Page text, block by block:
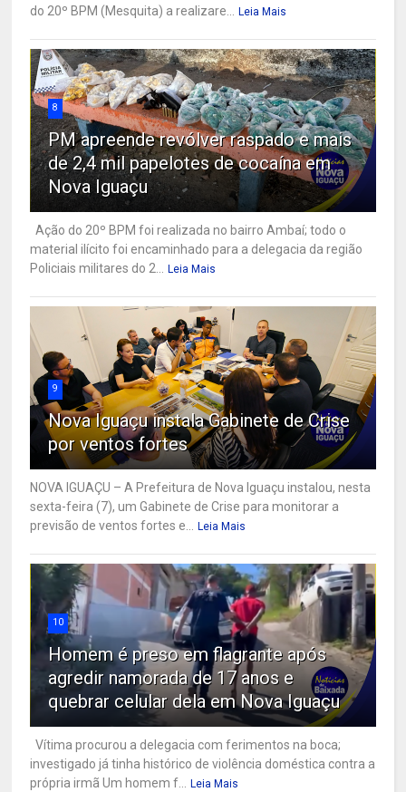
do 20º BPM (Mesquita) a realizare...
Leia Mais
8
PM apreende revólver raspado e mais
de 2,4 mil papelotes de cocaína em
Nova Iguaçu
Ação do 20º BPM foi realizada no bairro Ambaí; todo o
material ilícito foi encaminhado para a delegacia da região
Policiais militares do 2...
Leia Mais
9
Nova Iguaçu instala Gabinete de Crise
por ventos fortes
NOVA IGUAÇU – A Prefeitura de Nova Iguaçu instalou, nesta
sexta-feira (7), um Gabinete de Crise para monitorar a
previsão de ventos fortes e...
Leia Mais
10
Homem é preso em flagrante após
agredir namorada de 17 anos e
quebrar celular dela em Nova Iguaçu
Vítima procurou a delegacia com ferimentos na boca;
investigado já tinha histórico de violência doméstica contra a
própria irmã Um homem f...
Leia Mais